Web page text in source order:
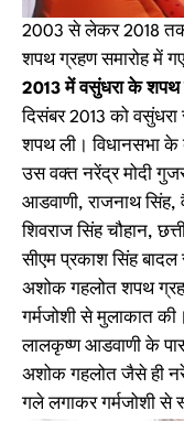
2003 से लेकर 2018
शपथ ग्रहण समारोह में
2013 में वसुंधरा के शपथ
दिसंबर 2013 को वसुंधरा
शपथ ली। विधानसभा के
उस वक्त नरेंद्र मोदी
आडवाणी, राजनाथ सिंह,
शिवराज सिंह चौहान,
सीएम प्रकाश सिंह बादल
अशोक गहलोत शपथ
गर्मजोशी से मुलाकात
लालकृष्ण आडवाणी के
अशोक गहलोत जैसे ही
गले लगाकर गर्मजोशी से